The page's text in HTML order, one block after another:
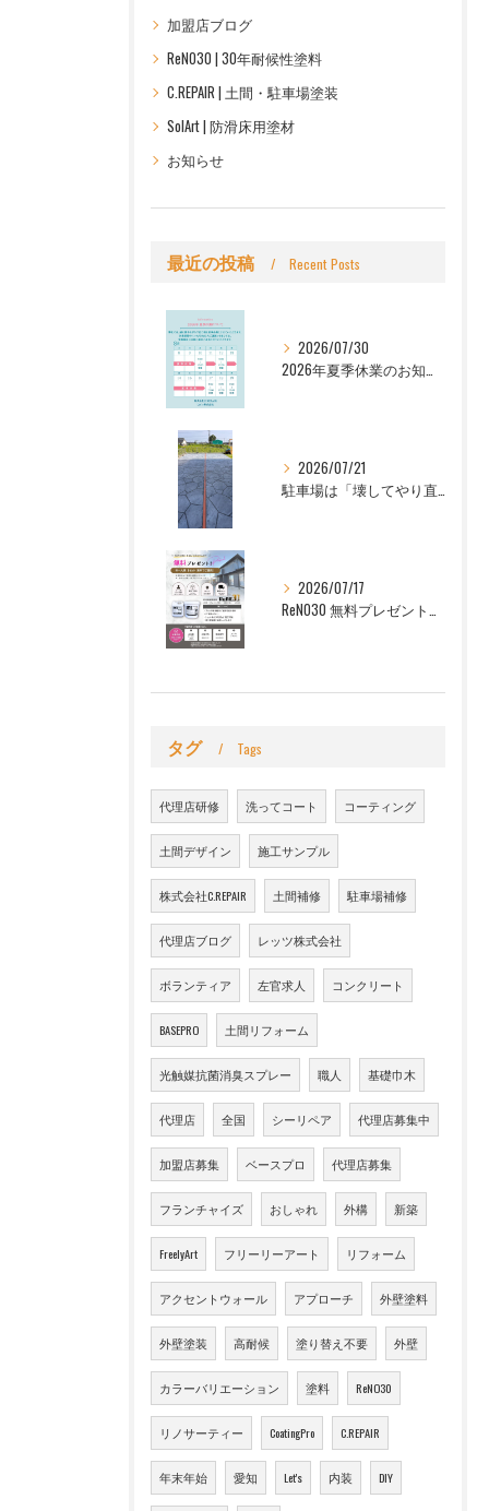
加盟店ブログ
ReNO30 | 30年耐候性塗料
C.REPAIR | 土間・駐車場塗装
SolArt | 防滑床用塗材
お知らせ
最近の投稿 Recent Posts
2026/07/30
2026年夏季休業のお知らせ｜シーリペアグループ（Let's株式会社・株式会社C.REPAIR）
2026/07/21
駐車場は「壊してやり直す」だけじゃない。壊さずリフォームで、デザイン性のある駐車場へ|FreelyArt
2026/07/17
ReNO30 無料プレゼント この機会に、ぜひ30年耐候性塗料 ReNO30（リノサーティ）をお試しください！
タグ Tags
代理店研修 洗ってコート コーティング
土間デザイン 施工サンプル
株式会社C.REPAIR 土間補修 駐車場補修
代理店ブログ レッツ株式会社
ボランティア 左官求人 コンクリート
BASEPRO 土間リフォーム
光触媒抗菌消臭スプレー 職人 基礎巾木
代理店 全国 シーリペア 代理店募集中
加盟店募集 ベースプロ 代理店募集
フランチャイズ おしゃれ 外構 新築
FreelyArt フリーリーアート リフォーム
アクセントウォール アプローチ 外壁塗料
外壁塗装 高耐候 塗り替え不要 外壁
カラーバリエーション 塗料 ReNO30
リノサーティー CoatingPro C.REPAIR
年末年始 愛知 Let's 内装 DIY